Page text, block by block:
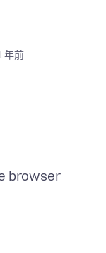
年前
browser